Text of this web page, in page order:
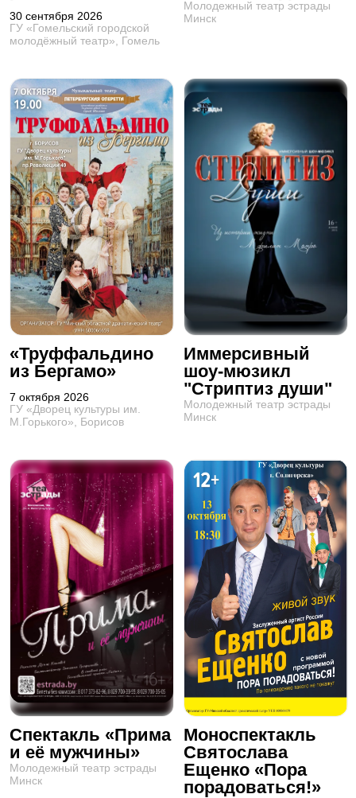
30 сентября 2026
ГУ «Гомельский городской
молодёжный театр», Гомель
Молодежный театр эстрады
Минск
«Труффальдино
из Бергамо»
7 октября 2026
ГУ «Дворец культуры им.
М.Горького», Борисов
Иммерсивный
шоу-мюзикл
"Стриптиз души"
Молодежный театр эстрады
Минск
Спектакль «Прима
и её мужчины»
Молодежный театр эстрады
Минск
Моноспектакль
Святослава
Ещенко «Пора
порадоваться!»